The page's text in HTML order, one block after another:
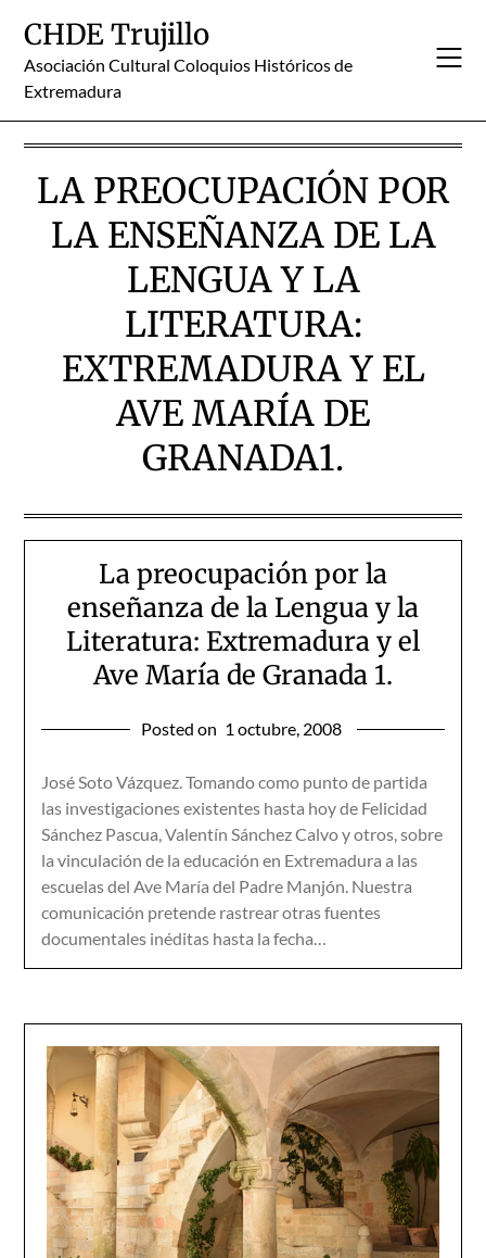
content
CHDE Trujillo
Asociación Cultural Coloquios Históricos de
Extremadura
LA PREOCUPACIÓN POR
LA ENSEÑANZA DE LA
LENGUA Y LA
LITERATURA:
EXTREMADURA Y EL
AVE MARÍA DE
GRANADA1.
La preocupación por la
enseñanza de la Lengua y la
Literatura: Extremadura y el
Ave María de Granada 1.
Posted on 1 octubre, 2008
José Soto Vázquez. Tomando como punto de partida
las investigaciones existentes hasta hoy de Felicidad
Sánchez Pascua, Valentín Sánchez Calvo y otros, sobre
la vinculación de la educación en Extremadura a las
escuelas del Ave María del Padre Manjón. Nuestra
comunicación pretende rastrear otras fuentes
documentales inéditas hasta la fecha…